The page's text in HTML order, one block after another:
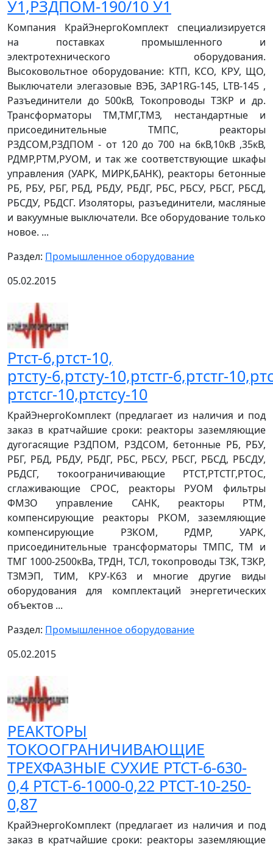
У1,РЗДПОМ-190/10 У1
Компания КрайЭнергоКомплект специализируется
на поставках промышленного и
электротехнического оборудования.
Высоковольтное оборудование: КТП, КСО, КРУ, ЩО,
Выключатели элегазовые ВЭБ, ЗАР1RG-145, LTВ-145 ,
Разъединители до 500кВ, Токопроводы ТЗКР и др.
Трансформаторы ТМ,ТМГ,ТМЗ, нестандартные и
присоединительные ТМПС, реакторы
РЗДСОМ,РЗДПОМ - от 120 до 700 на 6кВ,10кВ ,35кВ,
РДМР,РТМ,РУОМ, и так же соответствующие шкафы
управления (УАРК, МИРК,БАНК), реакторы бетонные
РБ, РБУ, РБГ, РБД, РБДУ, РБДГ, РБС, РБСУ, РБСГ, РБСД,
РБСДУ, РБДСГ. Изоляторы, разъединители, масляные
и вакуумные выключатели. Все оборудование только
новое. ...
Раздел: Промышленное оборудование
05.02.2015
Ртст-6,ртст-10,
ртсту-6,ртсту-10,ртстг-6,ртстг-
ртстсг-10,ртстсу-10
КрайЭнергоКомплект (предлагает из наличия и под
заказ в кратчайшие сроки: реакторы заземляющие
дугогасящие РЗДПОМ, РЗДСОМ, бетонные РБ, РБУ,
РБГ, РБД, РБДУ, РБДГ, РБС, РБСУ, РБСГ, РБСД, РБСДУ,
РБДСГ, токоограничивающие РТСТ,РТСТГ,РТОС,
сглаживающие СРОС, реакторы РУОМ фильтры
ФМЗО управление САНК, реакторы РТМ,
компенсирующие реакторы РКОМ, заземляющие
компенсирующие РЗКОМ, РДМР, УАРК,
присоединительные трансформаторы ТМПС, ТМ и
ТМГ 1000-2500кВа, ТРДН, ТСЛ, токопроводы ТЗК, ТЗКР,
ТЗМЭП, ТИМ, КРУ-К63 и многие другие виды
оборудования для комплектаций энергетических
объектов ...
Раздел: Промышленное оборудование
05.02.2015
РЕАКТОРЫ
ТОКООГРАНИЧИВАЮЩИЕ
ТРЕХФАЗНЫЕ СУХИЕ РТСТ-6-630-
0,4 РТСТ-6-1000-0,22 РТСТ-10-250-
0,87
КрайЭнергоКомплект (предлагает из наличия и под
заказ в кратчайшие сроки: реакторы заземляющие